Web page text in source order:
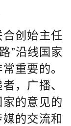
创始主任
”沿线国家
重要的。
，广播、
的意见的
的交流和